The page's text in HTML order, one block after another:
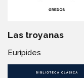
Las troyanas
Eurípides